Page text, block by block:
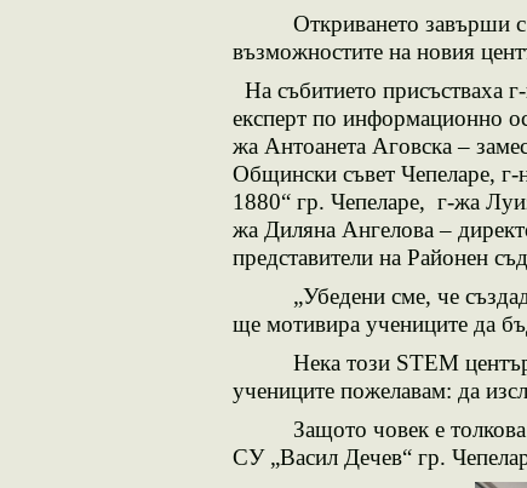
Откриването завърши с
възможностите на новия
На събитието присъстваха
експерт по информационно
жа Антоанета Аговска –
Общински съвет Чепеларе, г-
1880“ гр. Чепеларе, г-жа
жа Диляна Ангелова –
представители на Районен
„Убедени сме, че
ще мотивира учениците да
Нека този STEM център
учениците пожелавам: да
Защото човек е
СУ „Васил Дечев“ гр.